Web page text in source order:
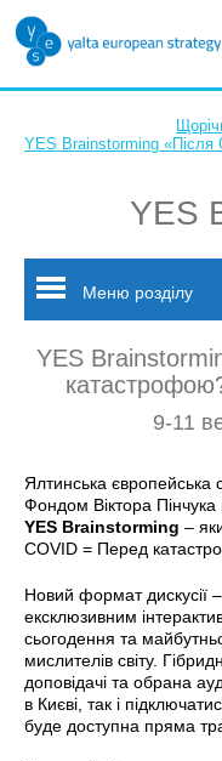
YES Brainstorming
YES
Меню розділу
YES
9-11
Ялтинська європейська
Фондом Віктора
YES Brainstorming –
COVID = Перед
Новий формат дискусії
ексклюзивним
сьогодення та
мислителів світу.
доповідачі та обрана
в Києві, так і
буде доступна пряма